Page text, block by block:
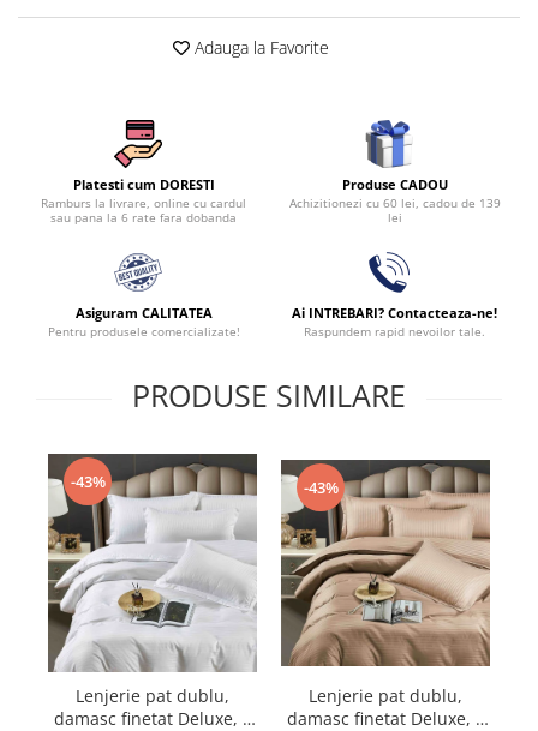
Lenjerii Damasc Egiptean King Size
Lenjerii De Pat, Finet Premium, 1
Lenjerii De Pat Damasc 1 Persoana
Lenjerii De Pat, Imprimeu 3D, 1
Persoana
Adauga la Favorite
Platesti cum DORESTI
Ramburs la livrare, online cu cardul
sau pana la 6 rate fara dobanda
Produse CADOU
Achizitionezi cu 60 lei, cadou de 139
lei
Asiguram CALITATEA
Pentru produsele comercializate!
Ai INTREBARI? Contacteaza-ne!
Raspundem rapid nevoilor tale.
PRODUSE SIMILARE
-43%
Lenjerie pat dublu,
damasc finetat Deluxe, 6
-43%
Lenjerie pat dublu,
damasc finetat Deluxe, 6